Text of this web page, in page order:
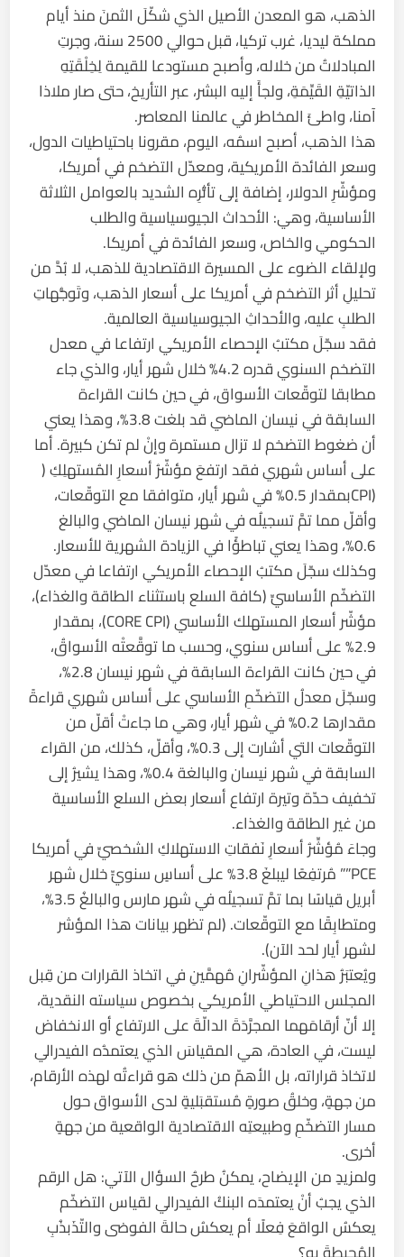
الذهب، هو المعدن الأصيل الذي شكّلَ الثمنَ منذ أيام
مملكة ليديا، غرب تركيا، قبل حوالي 2500 سنة، وجرتِ
المبادلاتُ من خلاله، وأصبح مستودعا للقيمة لِخِلْقَتِهِ
الذاتيّةِ القَيِّمَةِ، ولجأَ إليه البشر، عبر التأريخ، حتى صار ملاذا
آمنا، واطئَ المخاطر في عالمنا المعاصر.
هذا الذهب، أصبح اسمُه، اليوم، مقرونا باحتياطيات الدول،
وسعر الفائدة الأمريكية، ومعدّل التضخم في أمريكا،
ومؤشّرِ الدولار، إضافة إلى تأثُّرِه الشديد بالعوامل الثلاثة
الأساسية، وهي: الأحداث الجيوسياسية والطلب
الحكومي والخاص، وسعر الفائدة في أمريكا.
ولإلقاء الضوء على المسيرة الاقتصادية للذهب، لا بُدَّ من
تحليلِ أثر التضخم في أمريكا على أسعار الذهب، وتَوجُّهاتِ
الطلبِ عليه، والأحداثِ الجيوسياسية العالمية.
فقد سجّلَ مكتبُ الإحصاء الأمريكي ارتفاعا في معدل
التضخم السنوي قدره 4.2% خلال شهر أيار، والذي جاء
مطابقا لتوقّعات الأسواق، في حين كانت القراءة
السابقة في نيسان الماضي قد بلغت 3.8%، وهذا يعني
أن ضغوط التضخم لا تزال مستمرة وإنْ لم تكن كبيرة. أما
على أساس شهري فقد ارتفعَ مؤشّرُ أسعارِ المُستهلِكِ (
(CPIبمقدار 0.5% في شهر أيار، متوافقا مع التوقّعات،
وأقلّ مما تمَّ تسجيلُه في شهر نيسان الماضي والبالغ
0.6%، وهذا يعني تباطؤًا في الزيادة الشهرية للأسعار.
وكذلك سجّلَ مكتبُ الإحصاء الأمريكي ارتفاعا في معدّل
التضخّم الأساسيِّ (كافة السلع باستثناء الطاقة والغذاء)،
مؤشّر أسعار المستهلك الأساسي (CORE CPI)، بمقدار
2.9% على أساس سنوي، وحسب ما توقَّعتْه الأسواقُ،
في حين كانت القراءة السابقة في شهر نيسان 2.8%،
وسجّلَ معدلُ التضخّمِ الأساسي على أساس شهري قراءةً
مقدارها 0.2% في شهر أيار، وهي ما جاءتْ أقلّ من
التوقّعات التي أشارت إلى 0.3%، وأقلّ، كذلك، من القراء
السابقة في شهر نيسان والبالغة 0.4%، وهذا يشيرُ إلى
تخفيف حدّة وتيرة ارتفاع أسعار بعض السلع الأساسية
من غير الطاقة والغذاء.
وجاءَ مُؤشِّرُ أسعارِ نَفقاتِ الاستهلاكِ الشخصيِّ في أمريكا
PCE”” مُرتفِعًا ليبلغَ 3.8% على أساسٍ سنويٍّ خلال شهر
أبريل قياسًا بما تمَّ تسجيلُه في شهر مارس والبالغُ 3.5%،
ومتطابِقًا مع التوقّعات. (لم تظهر بيانات هذا المؤشر
لشهر أيار لحد الآن).
ويُعتبَرُ هذانِ المؤشّرانِ مُهمَّينِ في اتخاذ القرارات من قِبل
المجلس الاحتياطي الأمريكي بخصوص سياسته النقدية،
إلا أنّ أرقامَهما المجرَّدَةَ الدالّةَ على الارتفاع أو الانخفاض
ليست، في العادة، هي المقياسَ الذي يعتمدُه الفيدرالي
لاتخاذ قراراته، بل الأهمّ من ذلك هو قراءتُه لهذه الأرقام،
من جهةٍ، وخلقُ صورةٍ مُستقبَليةٍ لدى الأسواق حول
مسار التضخّمِ وطبيعتِه الاقتصادية الواقعية من جهةٍ
أخرى.
ولمزيدٍ من الإيضاح، يمكنُ طرحُ السؤال الآتي: هل الرقم
الذي يجبُ أنْ يعتمدَه البنكُ الفيدرالي لقياس التضخّم
يعكسُ الواقعَ فِعلًا أم يعكسُ حالةَ الفوضى والتّذَبذُبِ